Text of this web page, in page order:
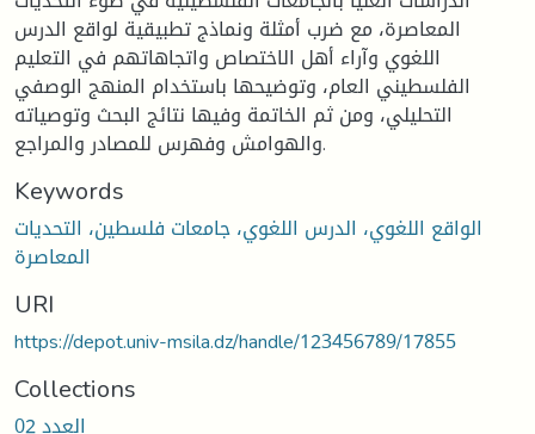
المعاصرة، مع ضرب أمثلة ونماذج تطبيقية لواقع الدرس
اللغوي وآراء أهل الاختصاص واتجاهاتهم في التعليم
الفلسطيني العام، وتوضيحها باستخدام المنهج الوصفي
التحليلي، ومن ثم الخاتمة وفيها نتائج البحث وتوصياته
والهوامش وفهرس للمصادر والمراجع.
Keywords
الواقع اللغوي، الدرس اللغوي، جامعات فلسطين، التحديات
المعاصرة
URI
https://depot.univ-msila.dz/handle/123456789/17855
Collections
العدد 02